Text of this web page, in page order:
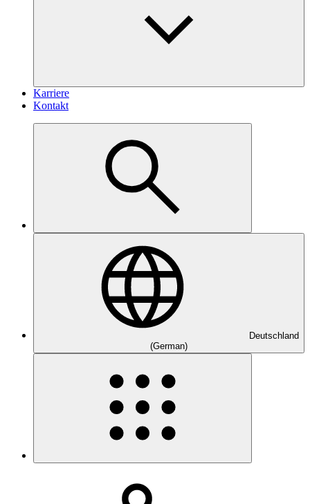
Karriere
Kontakt
Deutschland
(German)